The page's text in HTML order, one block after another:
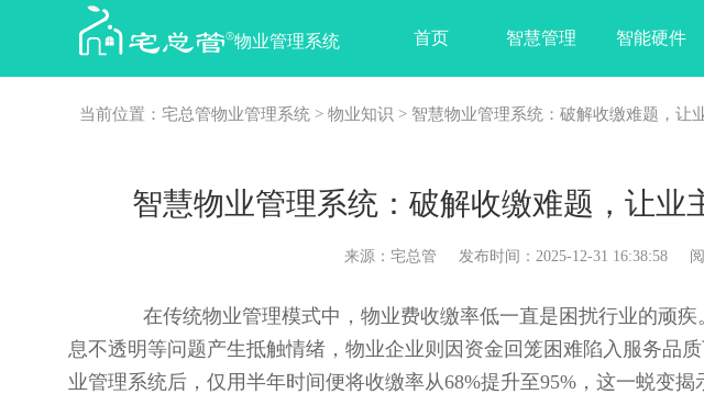
物业管理系统 首页 智慧管理 智能硬件
当前位置： 宅总管物业管理系统 > 物业知识 > 智慧物业管理系统：破解收缴难题，让
智慧物业管理系统：破解收缴难题，让业
来源：宅总管 发布时间：2025-12-31 16:38:58 阅
在传统物业管理模式中，物业费收缴率低一直是困扰行业的顽疾
息不透明等问题产生抵触情绪，物业企业则因资金回笼困难陷入服务品
业管理系统后，仅用半年时间便将收缴率从68%提升至95%，这一蜕变